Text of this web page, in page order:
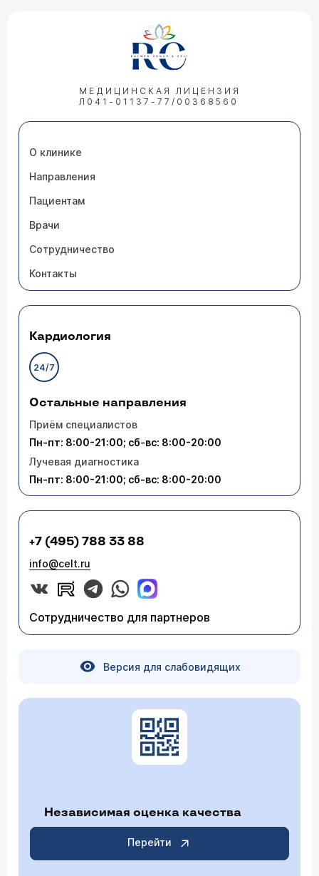
МЕДИЦИНСКАЯ ЛИЦЕНЗИЯ
Л041-01137-77/00368560
О клинике
Направления
Пациентам
Врачи
Сотрудничество
Контакты
Кардиология
24/7
Остальные направления
Приём специалистов
Пн-пт: 8:00-21:00; сб-вс: 8:00-20:00
Лучевая диагностика
Пн-пт: 8:00-21:00; сб-вс: 8:00-20:00
+7 (495) 788 33 88
info@celt.ru
Сотрудничество для партнеров
Версия для слабовидящих
Независимая оценка качества
Перейти